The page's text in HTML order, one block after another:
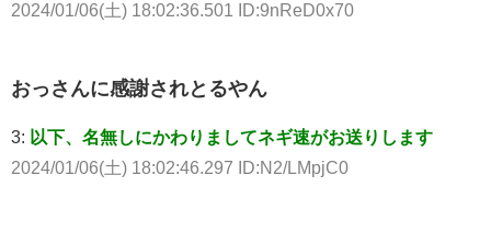
2024/01/06(土) 18:02:36.501 ID:9nReD0x70
おっさんに感謝されとるやん
3: 以下、名無しにかわりましてネギ速がお送りします
2024/01/06(土) 18:02:46.297 ID:N2/LMpjC0